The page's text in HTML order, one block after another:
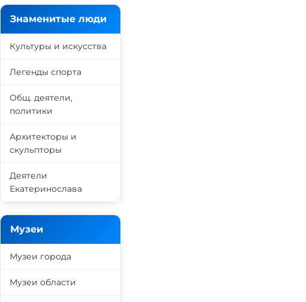
Знаменитые люди
Культуры и искусства
Легенды спорта
Общ. деятели,
политики
Архитекторы и
скульпторы
Деятели
Екатеринослава
Музеи
Музеи города
Музеи области